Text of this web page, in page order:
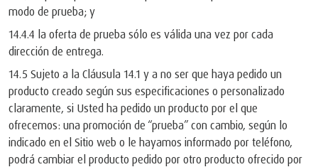
modo de prueba; y
14.4.4 la oferta de prueba sólo es válida una vez por cada
dirección de entrega.
14.5 Sujeto a la Cláusula 14.1 y a no ser que haya pedido un
producto creado según sus especificaciones o personalizado
claramente, si Usted ha pedido un producto por el que
ofrecemos: una promoción de “prueba” con cambio, según lo
indicado en el Sitio web o le hayamos informado por teléfono,
podrá cambiar el producto pedido por otro producto ofrecido por